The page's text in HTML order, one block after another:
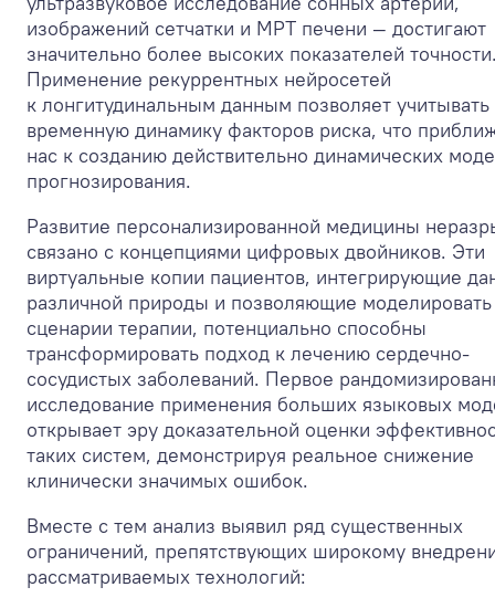
изображений сетчатки и МРТ печени — достигают
значительно более высоких показателей
Применение рекуррентных нейросетей
к лонгитудинальным данным позволяет учитывать
временную динамику факторов риска, что
нас к созданию действительно динамических
прогнозирования.
Развитие персонализированной медицины
связано с концепциями цифровых двойников. Эти
виртуальные копии пациентов, интегрирующие
различной природы и позволяющие моделировать
сценарии терапии, потенциально способны
трансформировать подход к лечению сердечно-
сосудистых заболеваний. Первое
исследование применения больших языковых
открывает эру доказательной оценки
таких систем, демонстрируя реальное снижение
клинически значимых ошибок.
Вместе с тем анализ выявил ряд существенных
ограничений, препятствующих широкому
рассматриваемых технологий: